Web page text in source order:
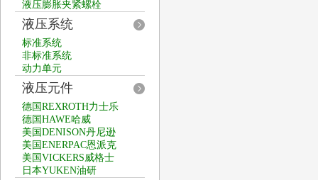
液压膨胀夹紧螺栓
液压系统
标准系统
非标准系统
动力单元
液压元件
德国REXROTH力士乐
德国HAWE哈威
美国DENISON丹尼逊
美国ENERPAC恩派克
美国VICKERS威格士
日本YUKEN油研